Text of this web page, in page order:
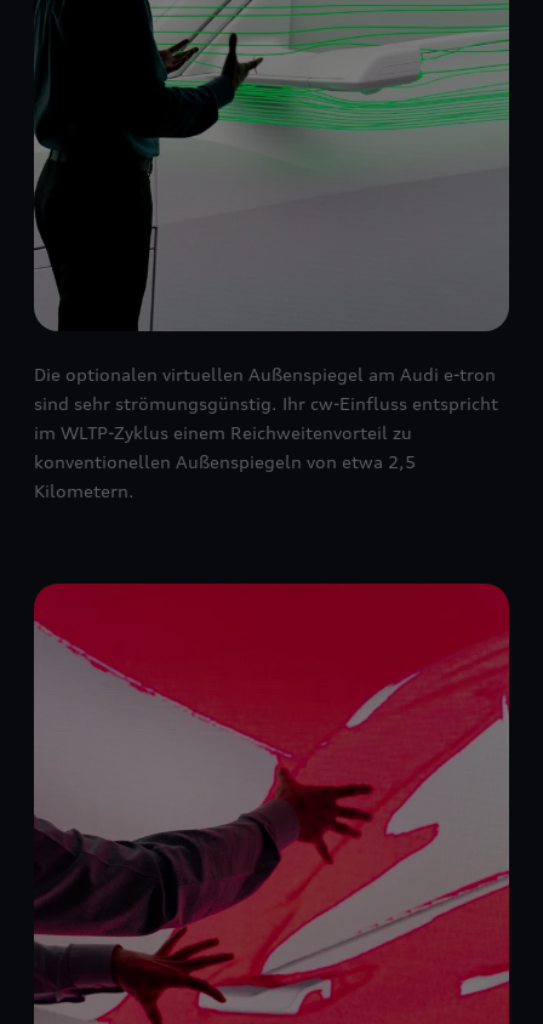
Die optionalen virtuellen Außenspiegel am Audi e-tron
sind sehr strömungsgünstig. Ihr cw-Einfluss entspricht
im WLTP-Zyklus einem Reichweitenvorteil zu
konventionellen Außenspiegeln von etwa 2,5
Kilometern.